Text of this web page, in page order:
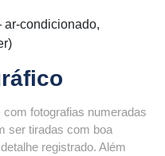
condicionado,
fotografias numeradas
ser tiradas com boa
registrado. Além